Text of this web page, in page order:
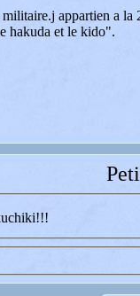
appartien a la
hakuda et le kido".